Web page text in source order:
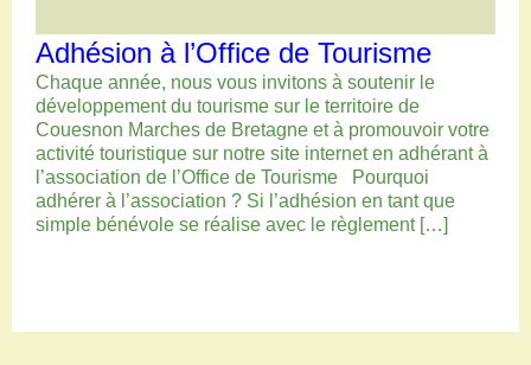
Adhésion à l’Office de Tourisme
Chaque année, nous vous invitons à soutenir le
développement du tourisme sur le territoire de
Couesnon Marches de Bretagne et à promouvoir votre
activité touristique sur notre site internet en adhérant à
l’association de l’Office de Tourisme Pourquoi
adhérer à l’association ? Si l’adhésion en tant que
simple bénévole se réalise avec le règlement […]